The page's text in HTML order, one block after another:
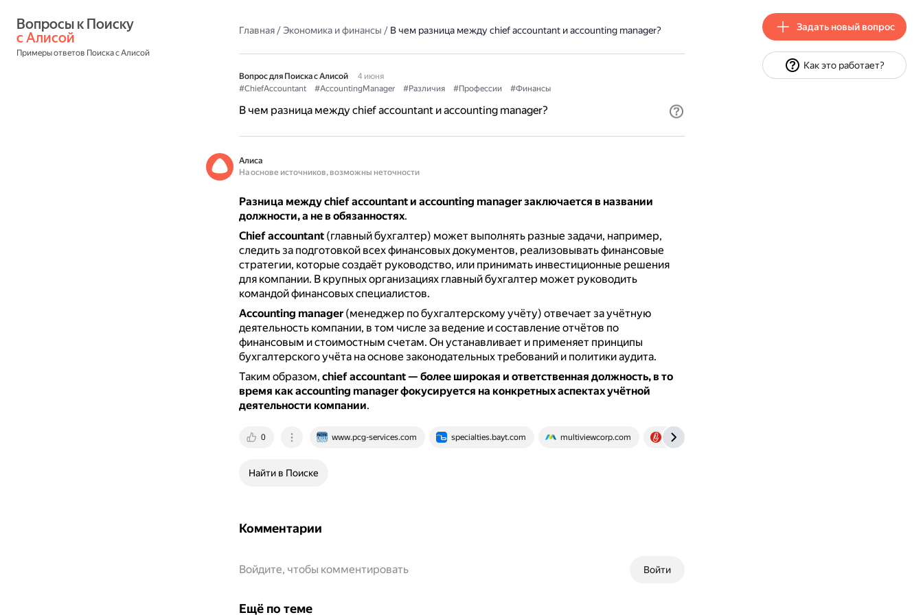
с Алисой
Примеры ответов Поиска с Алисой
Главная/Экономика и финансы / В чем разница между chief accountant и accounting manager?
Вопрос для Поиска с Алисой
4 июня
#ChiefAccountant
#AccountingManager #Различия #Профессии #Финансы
В чем разница между chief accountant и accounting manager?
Алиса
На основе источников, возможны неточности
Разница между chief accountant и accounting manager заключается в названии
должности, а не в обязанностях.
Chief accountant(главный бухгалтер) может выполнять разные задачи, например,
следить за подготовкой всех финансовых документов, реализовывать финансовые
стратегии, которые создаёт руководство, или принимать инвестиционные решения
для компании. В крупных организациях главный бухгалтер может руководить
командой финансовых специалистов.
Accounting manager(менеджер по бухгалтерскому учёту) отвечает за учётную
деятельность компании, в том числе за ведение и составление отчётов по
финансовым и стоимостным счетам. Он устанавливает и применяет принципы
бухгалтерского учёта на основе законодательных требований и политики аудита.
Таким образом, chief accountant — более широкая и ответственная должность, в то
время как accounting manager фокусируется на конкретных аспектах учётной
деятельности компании.
0 www.pcg-services.com specialties.bayt.com multiviewcorp.com www.klerk.ru
Найти в Поиске
Комментарии
Войти
Войдите, чтобы комментировать
Ещё по теме
Задать новый вопрос
Как это работает?